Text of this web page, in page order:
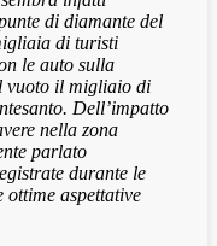
di diamante del
di turisti
le auto sulla
vuoto il migliaio di
Dell’impatto
nella zona
parlato
durante le
ottime aspettative